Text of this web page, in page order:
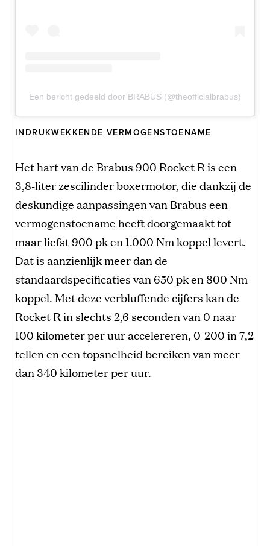
Een bericht gedeeld door BRABUS (@theofficialbrabus)
INDRUKWEKKENDE VERMOGENSTOENAME
Het hart van de Brabus 900 Rocket R is een
3,8-liter zescilinder boxermotor, die dankzij de
deskundige aanpassingen van Brabus een
vermogenstoename heeft doorgemaakt tot
maar liefst 900 pk en 1.000 Nm koppel levert.
Dat is aanzienlijk meer dan de
standaardspecificaties van 650 pk en 800 Nm
koppel. Met deze verbluffende cijfers kan de
Rocket R in slechts 2,6 seconden van 0 naar
100 kilometer per uur accelereren, 0-200 in 7,2
tellen en een topsnelheid bereiken van meer
dan 340 kilometer per uur.